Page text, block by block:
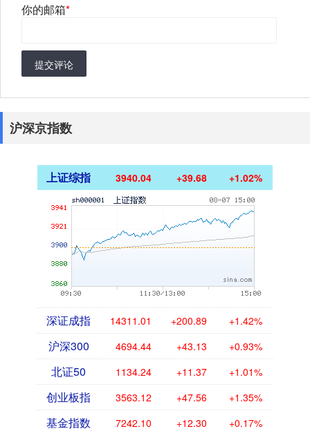
你的邮箱*
提交评论
沪深京指数
上证综指 3940.04 +39.68 +1.02%
深证成指 14311.01 +200.89 +1.42%
沪深300 4694.44 +43.13 +0.93%
北证50 1134.24 +11.37 +1.01%
创业板指 3563.12 +47.56 +1.35%
基金指数 7242.10 +12.30 +0.17%